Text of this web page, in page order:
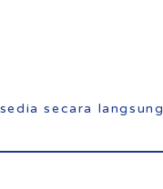
secara langsung